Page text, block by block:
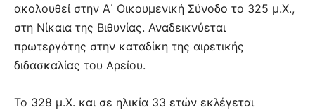
ακολουθεί στην Α΄ Οικουμενική Σύνοδο το 325 μ.Χ.,
στη Νίκαια της Βιθυνίας. Αναδεικνύεται
πρωτεργάτης στην καταδίκη της αιρετικής
διδασκαλίας του Αρείου.
Το 328 μ.Χ. και σε ηλικία 33 ετών εκλέγεται